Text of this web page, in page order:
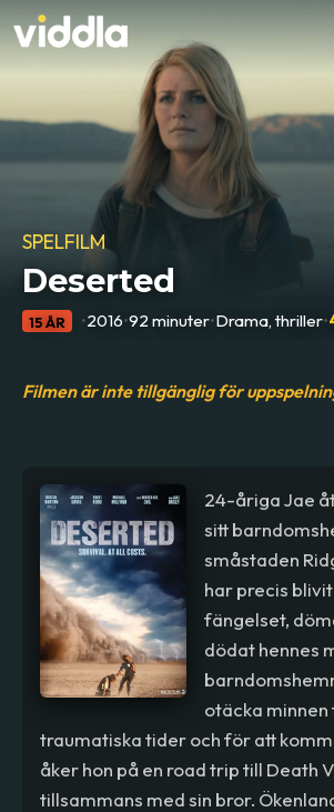
SPELFILM
Deserted
15 ÅR •2016•92 minuter•Drama, thriller•
Filmen är inte tillgänglig för
24-åriga Jae
sitt
småstaden
har precis
fängelset,
dödat hennes
otäcka minnen
traumatiska tider och för att
åker hon på en road trip till Death
tillsammans med sin bror.